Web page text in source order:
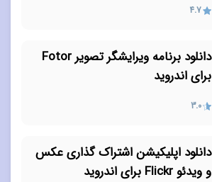
4.7
دانلود برنامه ویرایشگر تصویر Fotor
برای اندروید
3.0
دانلود اپلیکیشن اشتراک گذاری عکس
و ویدئو Flickr برای اندروید